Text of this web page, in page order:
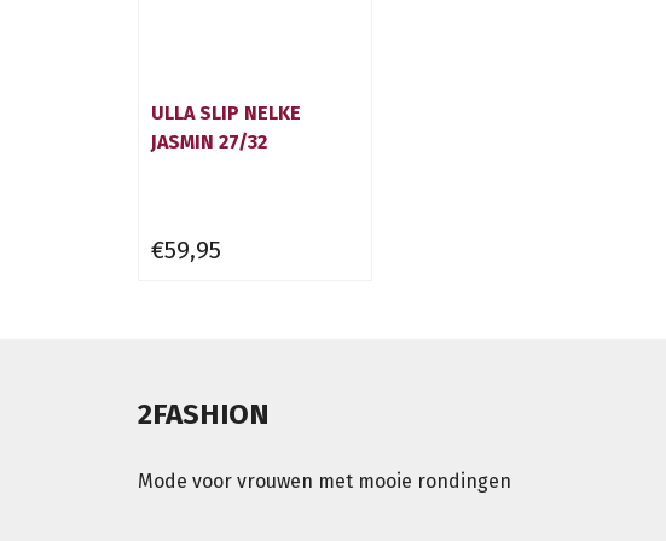
ULLA SLIP NELKE
JASMIN 27/32
€59,95
2FASHION
Mode voor vrouwen met mooie rondingen